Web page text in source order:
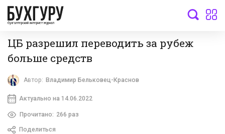
бухгалтерский интернет-журнал
ЦБ разрешил переводить за рубеж
больше средств
Автор: Владимир Бельковец-Краснов
Актуально на 14.06.2022
Прочитано: 266 раз
Поделиться